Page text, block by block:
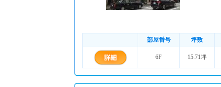
部屋番号 坪数
6F 15.71坪